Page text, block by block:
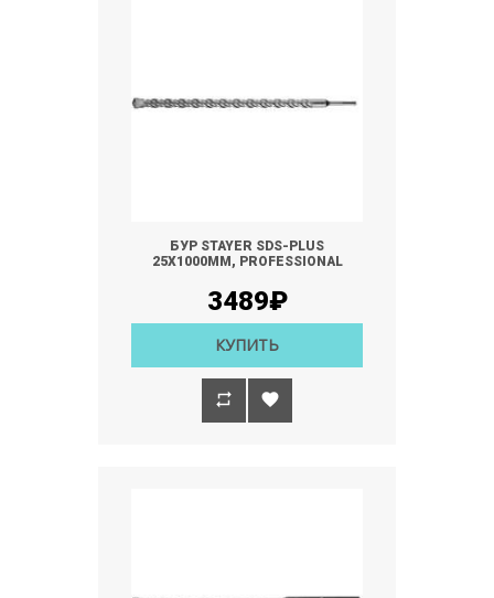
БУР STAYER SDS-PLUS
25Х1000ММ, PROFESSIONAL
3489₽
КУПИТЬ